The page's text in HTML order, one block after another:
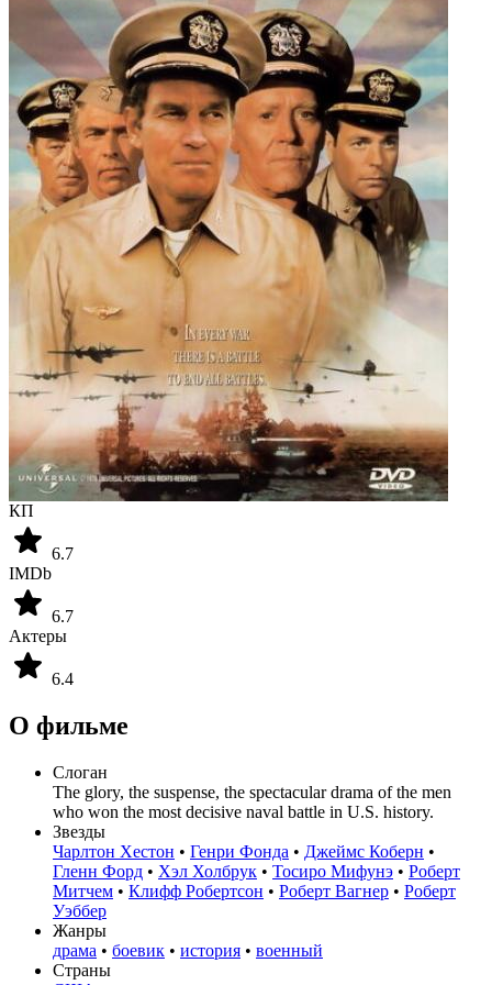
КП
6.7
IMDb
6.7
Актеры
6.4
О фильме
Слоган
The glory, the suspense, the spectacular drama of the men
who won the most decisive naval battle in U.S. history.
Звезды
Чарлтон Хестон • Генри Фонда • Джеймс Коберн •
Гленн Форд • Хэл Холбрук • Тосиро Мифунэ • Роберт
Митчем • Клифф Робертсон • Роберт Вагнер • Роберт
Уэббер
Жанры
драма • боевик • история • военный
Страны